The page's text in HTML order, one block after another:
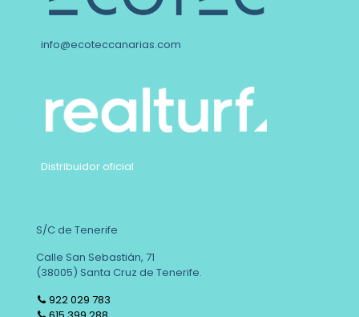
info@ecoteccanarias.com
Distribuidor oficial
S/C de Tenerife
Calle San Sebastián, 71
(38005) Santa Cruz de Tenerife.
922 029 783